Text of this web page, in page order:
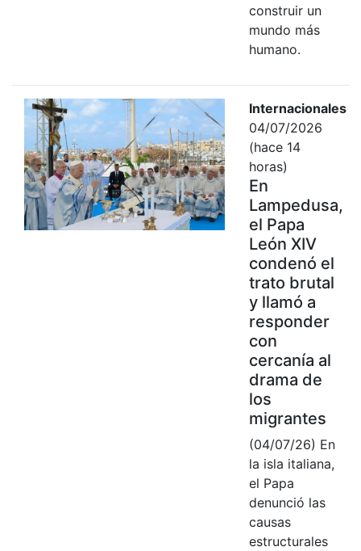
construir un
mundo más
humano.
Internacionales
04/07/2026
(hace 14
horas)
En
Lampedusa,
el Papa
León XIV
condenó el
trato brutal
y llamó a
responder
con
cercanía al
drama de
los
migrantes
(04/07/26) En
la isla italiana,
el Papa
denunció las
causas
estructurales